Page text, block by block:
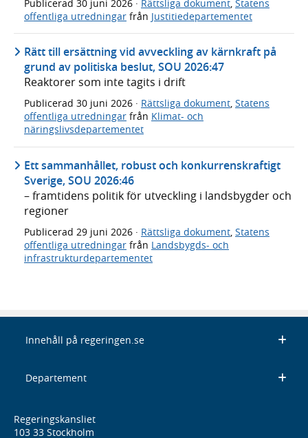
Publicerad 30 juni 2026 · Rättsliga dokument Statens
offentliga utredningar från Justitiedepartementet
Rätt till ersättning vid avveckling av kärnkraft på
grund av politiska beslut, SOU 2026:47
Reaktorer som inte tagits i drift
Publicerad 30 juni 2026 · Rättsliga dokument, Statens
offentliga utredningar från Klimat- och
näringslivsdepartementet
Ett sammanhållet, robust och konkurrenskraftigt
Sverige, SOU 2026:46
– framtidens politik för utveckling i landsbygder och
regioner
Publicerad 29 juni 2026 · Rättsliga dokument, Statens
offentliga utredningar från Landsbygds- och
infrastrukturdepartementet
Innehåll på regeringen.se
Departement
Regeringskansliet
103 33 Stockholm